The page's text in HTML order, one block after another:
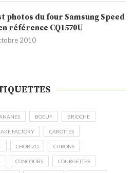
photos du four Samsung Speed
référence CQ1570U
2010
BOEUF BRIOCHE
FACTORY CAROTTES
CHORIZO CITRONS
CONCOURS COURGETTES